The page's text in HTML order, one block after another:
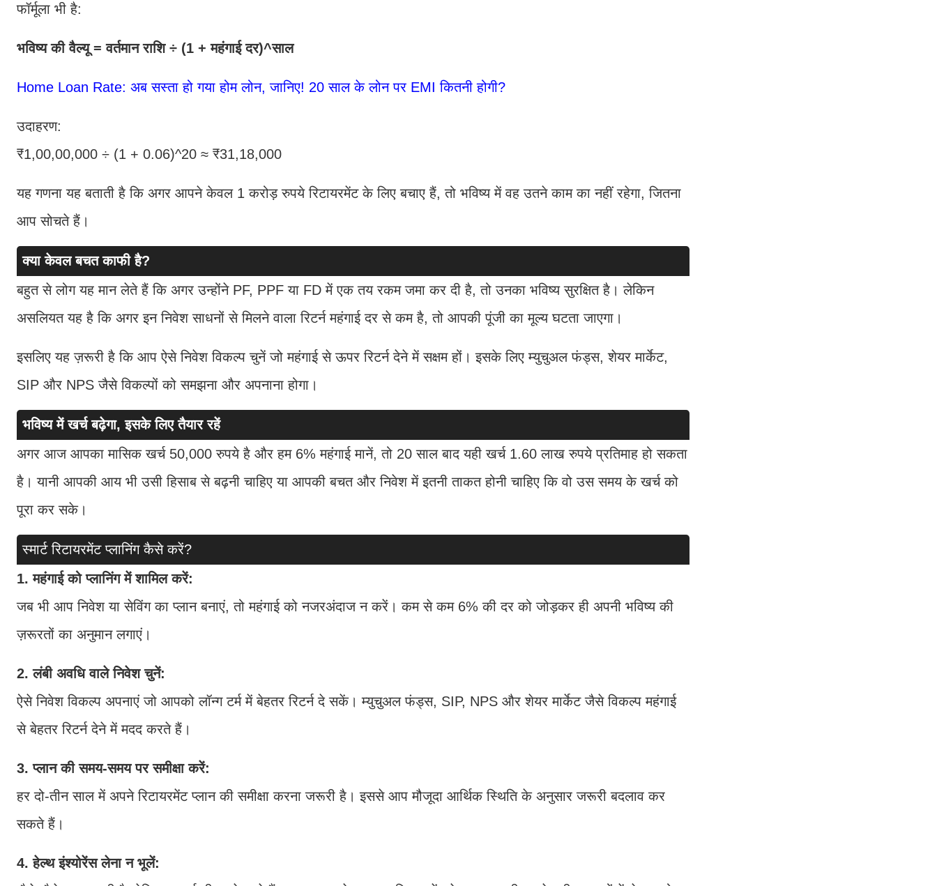
फॉर्मूला भी है:
भविष्य की वैल्यू = वर्तमान राशि ÷ (1 + महंगाई दर)^साल
Home Loan Rate: अब सस्ता हो गया होम लोन, जानिए! 20 साल के लोन पर EMI कितनी होगी?
उदाहरण:
₹1,00,00,000 ÷ (1 + 0.06)^20 ≈ ₹31,18,000
यह गणना यह बताती है कि अगर आपने केवल 1 करोड़ रुपये रिटायरमेंट के लिए बचाए हैं, तो भविष्य में वह उतने काम का नहीं रहेगा, जितना
आप सोचते हैं।
क्या केवल बचत काफी है?
बहुत से लोग यह मान लेते हैं कि अगर उन्होंने PF, PPF या FD में एक तय रकम जमा कर दी है, तो उनका भविष्य सुरक्षित है। लेकिन
असलियत यह है कि अगर इन निवेश साधनों से मिलने वाला रिटर्न महंगाई दर से कम है, तो आपकी पूंजी का मूल्य घटता जाएगा।
इसलिए यह ज़रूरी है कि आप ऐसे निवेश विकल्प चुनें जो महंगाई से ऊपर रिटर्न देने में सक्षम हों। इसके लिए म्युचुअल फंड्स, शेयर मार्केट,
SIP और NPS जैसे विकल्पों को समझना और अपनाना होगा।
भविष्य में खर्च बढ़ेगा, इसके लिए तैयार रहें
अगर आज आपका मासिक खर्च 50,000 रुपये है और हम 6% महंगाई मानें, तो 20 साल बाद यही खर्च 1.60 लाख रुपये प्रतिमाह हो सकता
है। यानी आपकी आय भी उसी हिसाब से बढ़नी चाहिए या आपकी बचत और निवेश में इतनी ताकत होनी चाहिए कि वो उस समय के खर्च को
पूरा कर सके।
स्मार्ट रिटायरमेंट प्लानिंग कैसे करें?
1. महंगाई को प्लानिंग में शामिल करें:
जब भी आप निवेश या सेविंग का प्लान बनाएं, तो महंगाई को नजरअंदाज न करें। कम से कम 6% की दर को जोड़कर ही अपनी भविष्य की
ज़रूरतों का अनुमान लगाएं।
2. लंबी अवधि वाले निवेश चुनें:
ऐसे निवेश विकल्प अपनाएं जो आपको लॉन्ग टर्म में बेहतर रिटर्न दे सकें। म्युचुअल फंड्स, SIP, NPS और शेयर मार्केट जैसे विकल्प महंगाई
से बेहतर रिटर्न देने में मदद करते हैं।
3. प्लान की समय-समय पर समीक्षा करें:
हर दो-तीन साल में अपने रिटायरमेंट प्लान की समीक्षा करना जरूरी है। इससे आप मौजूदा आर्थिक स्थिति के अनुसार जरूरी बदलाव कर
सकते हैं।
4. हेल्थ इंश्योरेंस लेना न भूलें: